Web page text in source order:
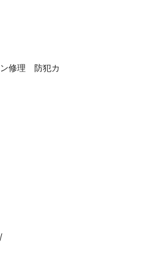
修理　防犯カ
/